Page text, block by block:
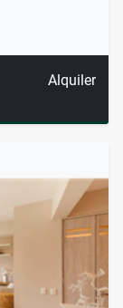
Alquiler